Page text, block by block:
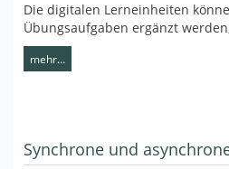
Die digitalen Lerneinheiten
Übungsaufgaben ergänzt
mehr…
Synchrone und